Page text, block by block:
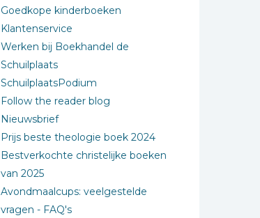
Goedkope kinderboeken
Klantenservice
Werken bij Boekhandel de
Schuilplaats
SchuilplaatsPodium
Follow the reader blog
Nieuwsbrief
Prijs beste theologie boek 2024
Bestverkochte christelijke boeken
van 2025
Avondmaalcups: veelgestelde
vragen - FAQ's